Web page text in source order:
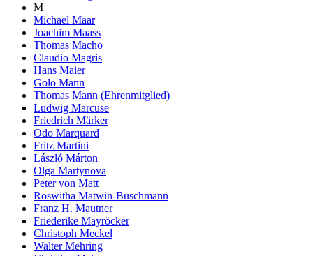
M
Michael Maar
Joachim Maass
Thomas Macho
Claudio Magris
Hans Maier
Golo Mann
Thomas Mann (Ehrenmitglied)
Ludwig Marcuse
Friedrich Märker
Odo Marquard
Fritz Martini
László Márton
Olga Martynova
Peter von Matt
Roswitha Matwin-Buschmann
Franz H. Mautner
Friederike Mayröcker
Christoph Meckel
Walter Mehring